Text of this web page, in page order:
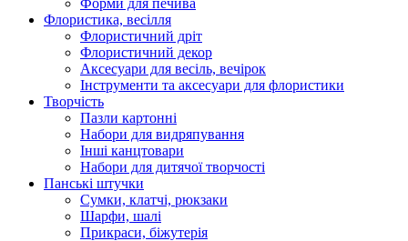
Флористика, весілля
Флористичний дріт
Флористичний декор
Аксесуари для весіль, вечірок
Інструменти та аксесуари для флористики
Творчість
Пазли картонні
Набори для видряпування
Інші канцтовари
Набори для дитячої творчості
Панські штучки
Сумки, клатчі, рюкзаки
Шарфи, шалі
Прикраси, біжутерія